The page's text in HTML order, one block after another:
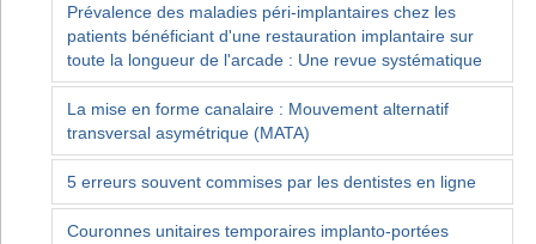
Prévalence des maladies péri-implantaires chez les
patients bénéficiant d'une restauration implantaire sur
toute la longueur de l'arcade : Une revue systématique
La mise en forme canalaire : Mouvement alternatif
transversal asymétrique (MATA)
5 erreurs souvent commises par les dentistes en ligne
Couronnes unitaires temporaires implanto-portées